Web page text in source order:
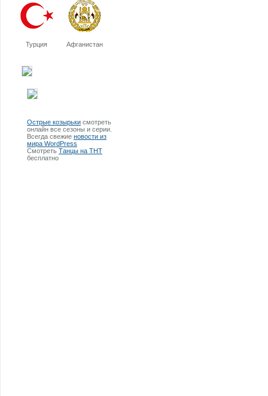
Турция Афганистан
Острые козырьки смотреть
онлайн все сезоны и серии.
Всегда свежие новости из
мира WordPress
Смотреть Танцы на ТНТ
бесплатно